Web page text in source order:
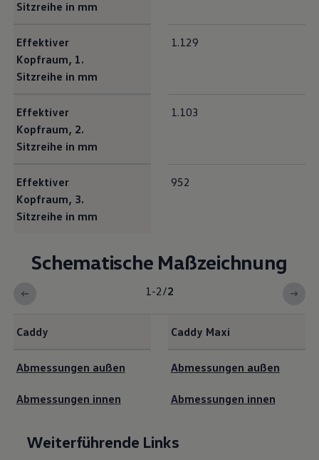
Sitzreihe in mm
Effektiver
Kopfraum, 1.
Sitzreihe in mm
1.129
Effektiver
Kopfraum, 2.
Sitzreihe in mm
1.103
Effektiver
Kopfraum, 3.
Sitzreihe in mm
952
Schematische Maßzeichnung
1-2/2
Caddy Caddy Maxi
Abmessungen außen
Abmessungen innen
Abmessungen außen
Abmessungen innen
Weiterführende Links